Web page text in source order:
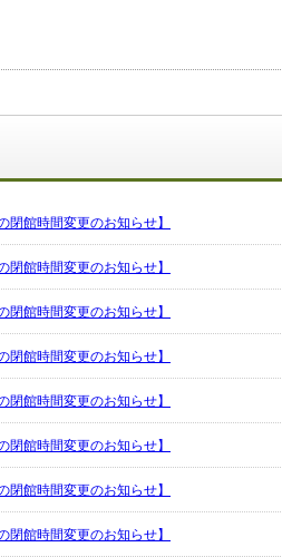
閉館時間変更のお知らせ】
閉館時間変更のお知らせ】
閉館時間変更のお知らせ】
閉館時間変更のお知らせ】
閉館時間変更のお知らせ】
閉館時間変更のお知らせ】
閉館時間変更のお知らせ】
閉館時間変更のお知らせ】